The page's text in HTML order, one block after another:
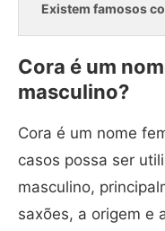
Existem famosos
Cora é um
masculino?
Cora é um nome
casos possa ser
masculino,
saxões, a origem e